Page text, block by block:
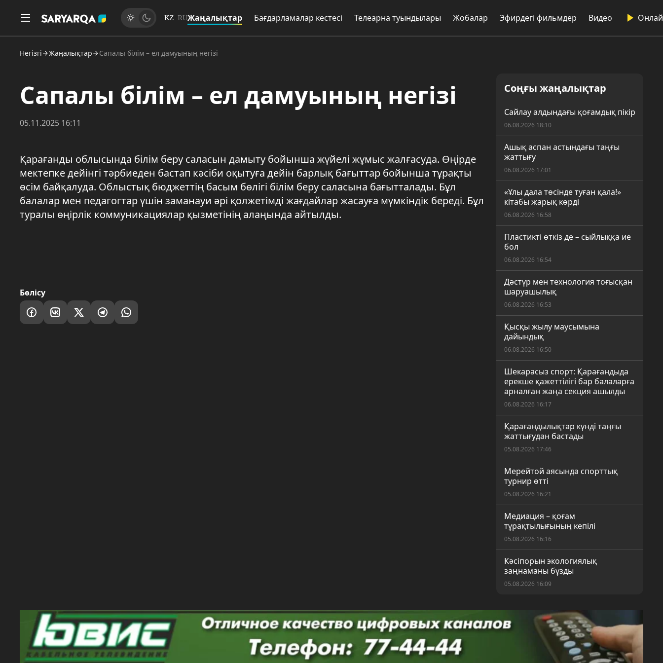
KZ RUЖаңалықтар Бағдарламалар кестесі Телеарна туындылары Жобалар Эфирдегі фильмдер Видео
Негізгі Жаңалықтар Сапалы білім – ел дамуының негізі
Сапалы білім – ел дамуының негізі
05.11.2025 16:11
Қарағанды облысында білім беру саласын дамыту бойынша жүйелі жұмыс жалғасуда. Өңірде
мектепке дейінгі тәрбиеден бастап кәсіби оқытуға дейін барлық бағыттар бойынша тұрақты
өсім байқалуда. Облыстық бюджеттің басым бөлігі білім беру саласына бағытталады. Бұл
балалар мен педагогтар үшін заманауи әрі қолжетімді жағдайлар жасауға мүмкіндік береді. Бұл
туралы өңірлік коммуникациялар қызметінің алаңында айтылды.
Бөлісу
Соңғы жаңалықтар
Сайлау алдындағы қоғамдық пікір
06.08.2026 18:10
Ашық аспан астындағы таңғы
жаттығу
06.08.2026 17:01
«Ұлы дала төсінде туған қала!»
кітабы жарық көрді
06.08.2026 16:58
Пластикті өткіз де – сыйлыққа ие
бол
06.08.2026 16:54
Дәстүр мен технология тоғысқан
шаруашылық
06.08.2026 16:53
Қысқы жылу маусымына
дайындық
06.08.2026 16:50
Шекарасыз спорт: Қарағандыда
ерекше қажеттілігі бар балаларға
арналған жаңа секция ашылды
06.08.2026 16:17
Қарағандылықтар күнді таңғы
жаттығудан бастады
05.08.2026 17:46
Мерейтой аясында спорттық
турнир өтті
05.08.2026 16:21
Медиация – қоғам
тұрақтылығының кепілі
05.08.2026 16:16
Кәсіпорын экологиялық
заңнаманы бұзды
05.08.2026 16:09
пысықталды
05.08.2026 14:06
70 жыл: еңбек иелері марапат